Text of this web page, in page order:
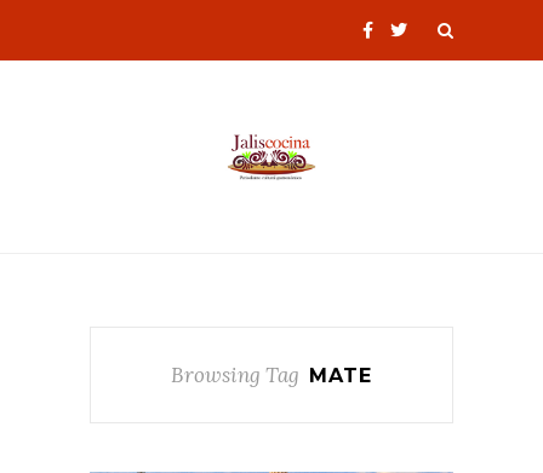
Browsing Tag MATE